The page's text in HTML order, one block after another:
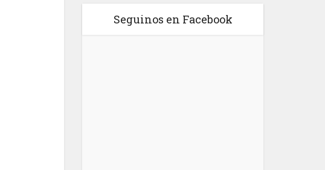
Seguinos en Facebook